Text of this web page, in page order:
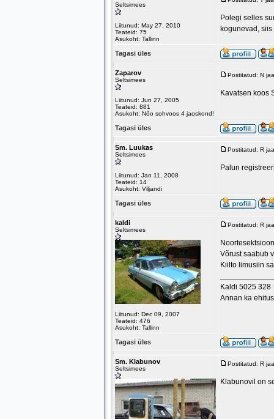
Seltsimees
Liitunud: May 27, 2010
Teateid: 75
Asukoht: Tallinn
Polegi selles
kogunevad,
Tagasi üles
Zaparov
Seltsimees
Liitunud: Jun 27, 2005
Teateid: 881
Asukoht: Nõo sohvoos 4 jaoskond!
Postitatud: N
Kavatsen koos
Tagasi üles
Sm. Luukas
Seltsimees
Liitunud: Jan 11, 2008
Teateid: 14
Asukoht: Viljandi
Postitatud: R
Palun
Tagasi üles
kaldi
Seltsimees
Liitunud: Dec 09, 2007
Teateid: 476
Asukoht: Tallinn
Postitatud: R
Võrust saabub
Kiilto limusiin
Kaldi 5025 328
Annan ka
Tagasi üles
Sm. Klabunov
Seltsimees
Postitatud: R
Klabunovil on